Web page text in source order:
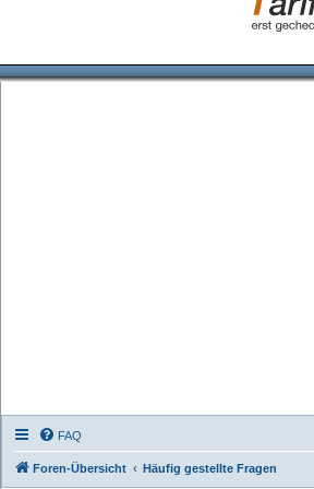
FAQ
Foren-Übersicht Häufig gestellte Fragen